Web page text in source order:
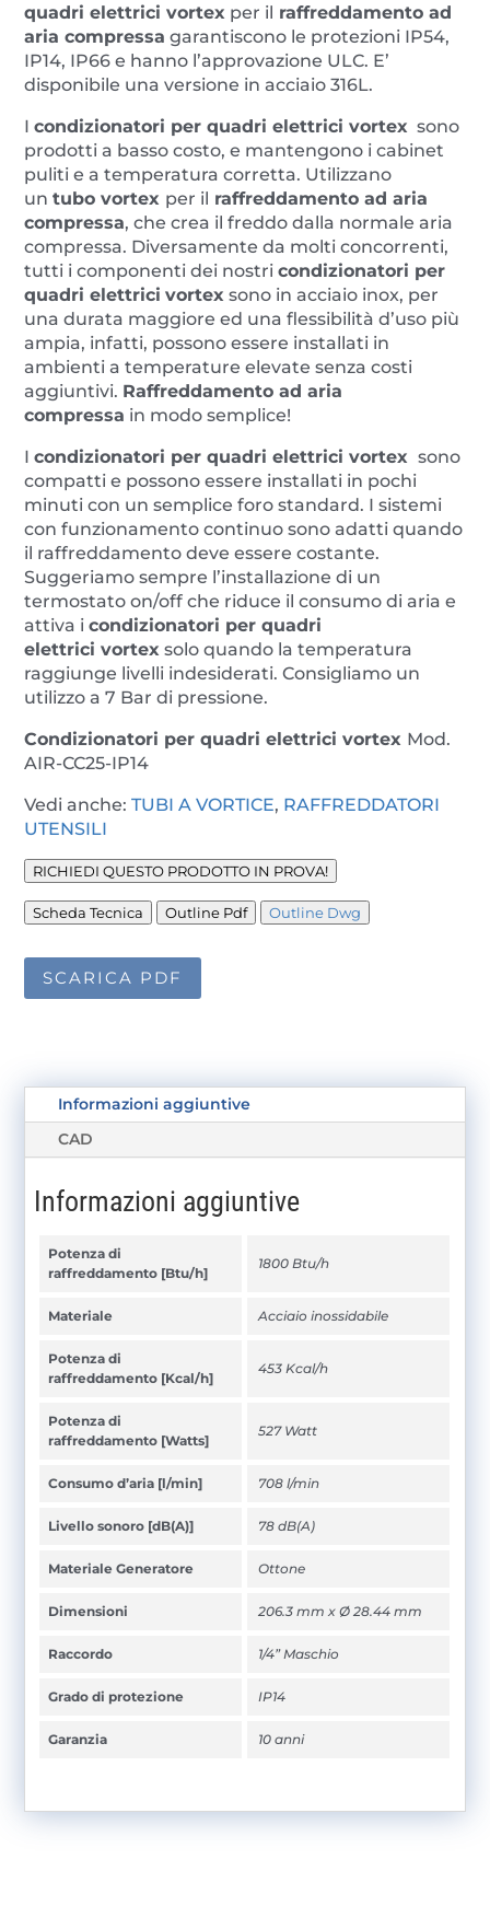
quadri elettricivortex per il raffreddamento ad
aria compressa garantiscono le protezioni IP54,
IP14, IP66 e hanno l’approvazione ULC. E’
disponibile una versione in acciaio 316L.
Icondizionatori per quadri elettrici vortex sono
prodotti a basso costo, e mantengono i cabinet
puliti e a temperatura corretta. Utilizzano
untubo vortex per il raffreddamento ad aria
compressa, che crea il freddo dalla normale aria
compressa. Diversamente da molti concorrenti,
tutti i componenti dei nostricondizionatori per
quadri elettrici vortex sono in acciaio inox, per
una durata maggiore ed una flessibilità d’uso più
ampia, infatti, possono essere installati in
ambienti a temperature elevate senza costi
aggiuntivi. Raffreddamento ad aria
compressa in modo semplice!
Icondizionatori per quadri elettricivortex sono
compatti e possono essere installati in pochi
minuti con un semplice foro standard. I sistemi
con funzionamento continuo sono adatti quando
il raffreddamento deve essere costante.
Suggeriamo sempre l’installazione di un
termostato on/off che riduce il consumo di aria e
attiva icondizionatori per quadri
elettricivortex solo quando la temperatura
raggiunge livelli indesiderati. Consigliamo un
utilizzo a 7 Bar di pressione.
Condizionatori per quadri elettricivortex Mod.
AIR-CC25-IP14
Vedi anche:TUBI A VORTICE, RAFFREDDATORI
UTENSILI
RICHIEDI QUESTO PRODOTTO IN PROVA!
Scheda Tecnica Outline Pdf Outline Dwg
SCARICA PDF
Informazioni aggiuntive
CAD
Informazioni aggiuntive
Potenza di
raffreddamento [Btu/h]
1800 Btu/h
Materiale Acciaio inossidabile
Potenza di
raffreddamento [Kcal/h]
453 Kcal/h
Potenza di
raffreddamento [Watts]
527 Watt
Consumo d’aria [l/min] 708 l/min
Livello sonoro [dB(A)] 78 dB(A)
Materiale Generatore Ottone
Dimensioni 206.3 mm x Ø 28.44 mm
Raccordo 1/4” Maschio
Grado di protezione IP14
Garanzia 10 anni